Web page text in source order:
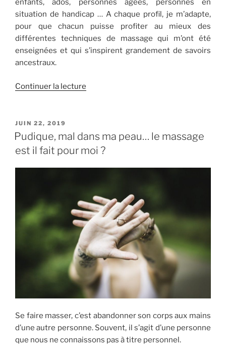
enfants, ados, personnes âgées, personnes en
situation de handicap … A chaque profil, je m’adapte,
pour que chacun puisse profiter au mieux des
différentes techniques de massage qui m’ont été
enseignées et qui s’inspirent grandement de savoirs
ancestraux.
Continuer la lecture
les
hommes
PUBLIÉ
LE
JUIN 22, 2019
Pudique, mal dans ma peau… le massage
est il fait pour moi ?
Se faire masser, c’est abandonner son corps aux mains
d’une autre personne. Souvent, il s’agit d’une personne
que nous ne connaissons pas à titre personnel.